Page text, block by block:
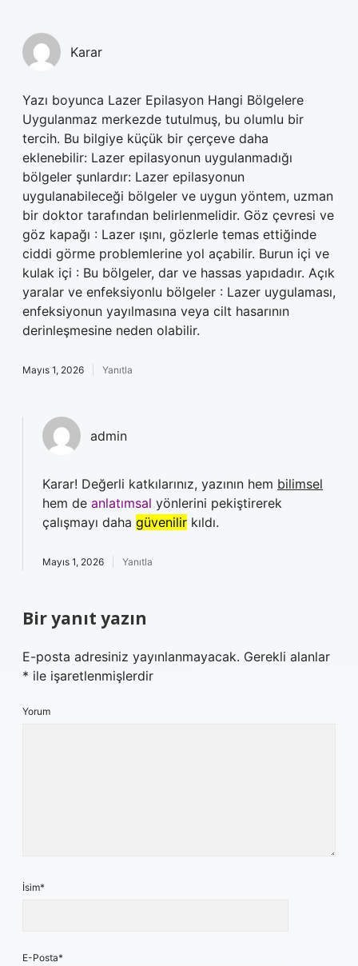
Karar
Yazı boyunca Lazer Epilasyon Hangi Bölgelere
Uygulanmaz merkezde tutulmuş, bu olumlu bir
tercih. Bu bilgiye küçük bir çerçeve daha
eklenebilir: Lazer epilasyonun uygulanmadığı
bölgeler şunlardır: Lazer epilasyonun
uygulanabileceği bölgeler ve uygun yöntem, uzman
bir doktor tarafından belirlenmelidir. Göz çevresi ve
göz kapağı : Lazer ışını, gözlerle temas ettiğinde
ciddi görme problemlerine yol açabilir. Burun içi ve
kulak içi : Bu bölgeler, dar ve hassas yapıdadır. Açık
yaralar ve enfeksiyonlu bölgeler : Lazer uygulaması,
enfeksiyonun yayılmasına veya cilt hasarının
derinleşmesine neden olabilir.
Mayıs 1, 2026 Yanıtla
admin
Karar! Değerli katkılarınız, yazının hem bilimsel
hem de anlatımsal yönlerini pekiştirerek
çalışmayı daha güvenilir kıldı.
Mayıs 1, 2026 Yanıtla
Bir yanıt yazın
E-posta adresiniz yayınlanmayacak. Gerekli alanlar
* ile işaretlenmişlerdir
Yorum
İsim*
E-Posta*